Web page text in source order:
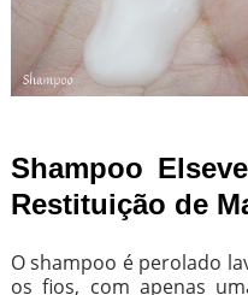
Shampoo
Restituição de
O shampoo é perolado
os fios, com apenas